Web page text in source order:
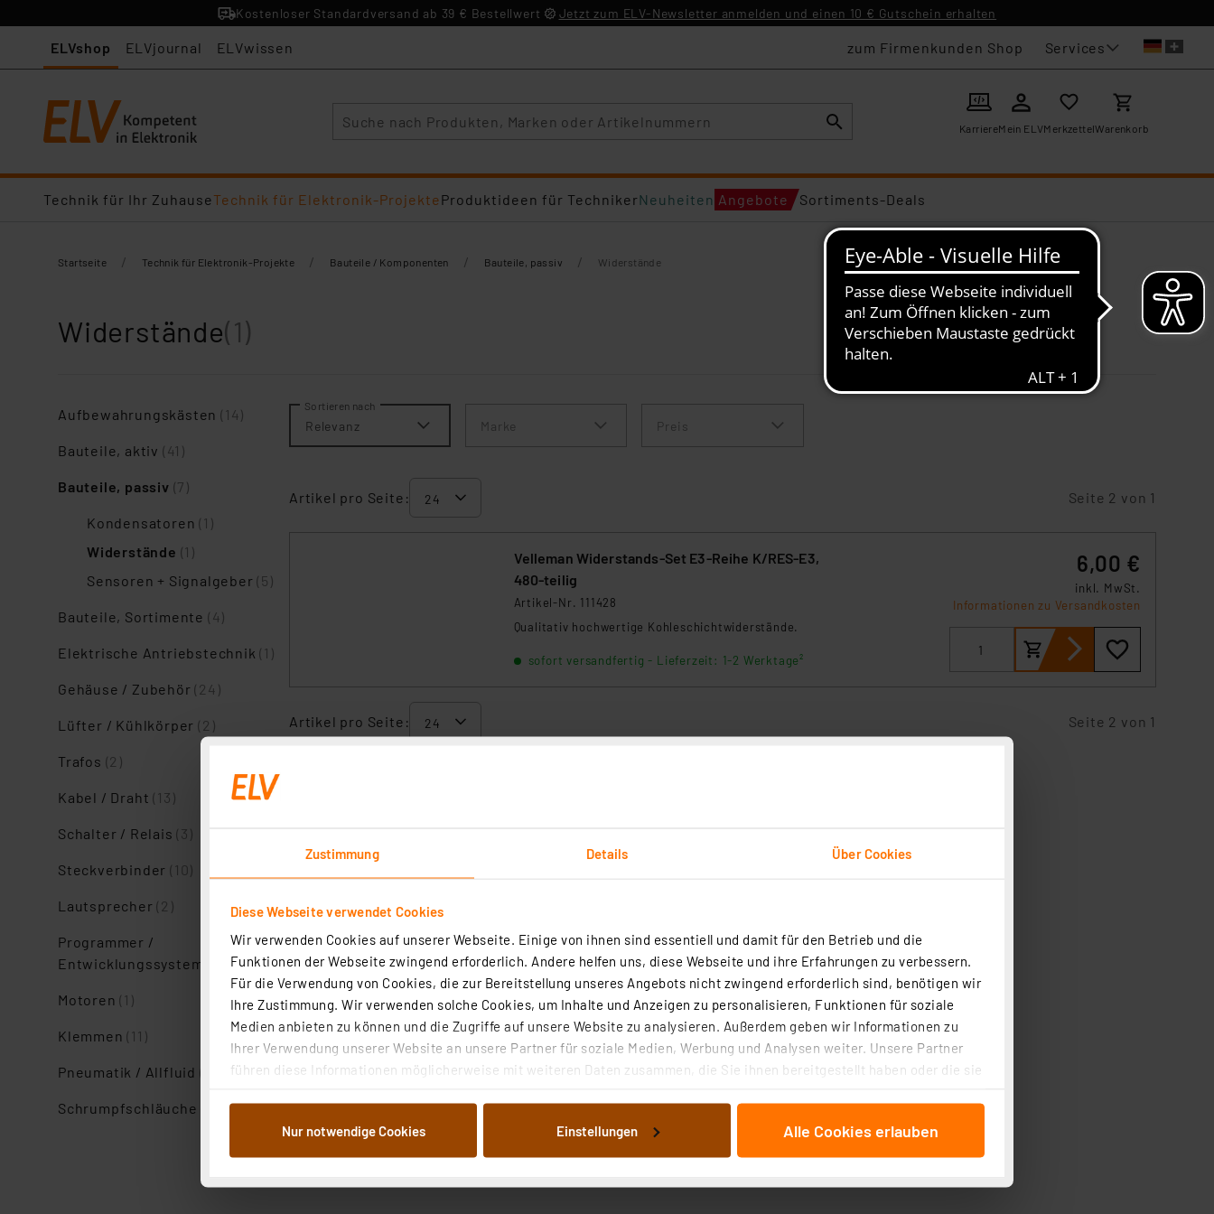
Zustimmung Details Über Cookies
Diese Webseite verwendet Cookies
Wir verwenden Cookies auf unserer Webseite. Einige von ihnen sind essentiell und damit für den Betrieb und die
Funktionen der Webseite zwingend erforderlich. Andere helfen uns, diese Webseite und ihre Erfahrungen zu verbessern.
Für die Verwendung von Cookies, die zur Bereitstellung unseres Angebots nicht zwingend erforderlich sind, benötigen wir
Ihre Zustimmung. Wir verwenden solche Cookies, um Inhalte und Anzeigen zu personalisieren, Funktionen für soziale
Medien anbieten zu können und die Zugriffe auf unsere Website zu analysieren. Außerdem geben wir Informationen zu
Ihrer Verwendung unserer Website an unsere Partner für soziale Medien, Werbung und Analysen weiter. Unsere Partner
führen diese Informationen möglicherweise mit weiteren Daten zusammen, die Sie ihnen bereitgestellt haben oder die sie
Weiterverarbeitung für die nachfolgend dargestellten bzw. die von Ihnen ausgewählten Verarbeitungszwecke (Art. 6
Abs.1a DSG-VO) zu. Eine detaillierte Auflistung der einzelnen Cookies nach Zweck und Anbieter ist durch Klick auf den
Nur notwendige Cookies Einstellungen Alle Cookies erlauben
Kostenloser Standardversand ab 39 € Bestellwert Jetzt zum ELV-Newsletter anmelden und einen 10 € Gutschein erhalten
ELVshop ELVjournal ELVwissen zum Firmenkunden Shop Services
KarriereMein ELVMerkzettelWarenkorb
Technik für Ihr ZuhauseTechnik für Elektronik-ProjekteProduktideen für TechnikerNeuheiten Angebote Sortiments-Deals
Startseite / Technik für Elektronik-Projekte / Bauteile / Komponenten / Bauteile, passiv / Widerstände
Widerstände(1)
Aufbewahrungskästen(14)
Bauteile, aktiv (41)
Bauteile, passiv (7)
Kondensatoren(1)
Widerstände (1)
Sensoren + Signalgeber(5)
Bauteile, Sortimente (4)
Elektrische Antriebstechnik(1)
Gehäuse / Zubehör(24)
Lüfter / Kühlkörper(2)
Trafos (2)
Kabel / Draht(13)
Schalter / Relais(3)
Steckverbinder(10)
Lautsprecher(2)
Programmer /
Entwicklungssysteme
Motoren(1)
Klemmen(11)
Pneumatik / Allfluid (1)
Schrumpfschläuche
Sortieren nach
Relevanz Marke Preis
Artikel pro Seite: Seite 2 von 1
Velleman Widerstands-Set E3-Reihe K/RES-E3,
480-teilig
Artikel-Nr. 111428
Qualitativ hochwertige Kohleschichtwiderstände.
sofort versandfertig - Lieferzeit: 1-2 Werktage²
6,00 €
inkl. MwSt.
Informationen zu Versandkosten
Artikel pro Seite: Seite 2 von 1